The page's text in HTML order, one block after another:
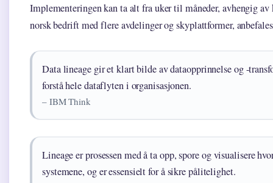
Implementeringen kan ta alt fra uker til måneder, avhengig
norsk bedrift med flere avdelinger og skyplattformer,
Data lineage gir et klart bilde av dataopprinnelse og -
forstå hele dataflyten i organisasjonen.
– IBM Think
Lineage er prosessen med å ta opp, spore og visualisere
systemene, og er essensielt for å sikre pålitelighet.